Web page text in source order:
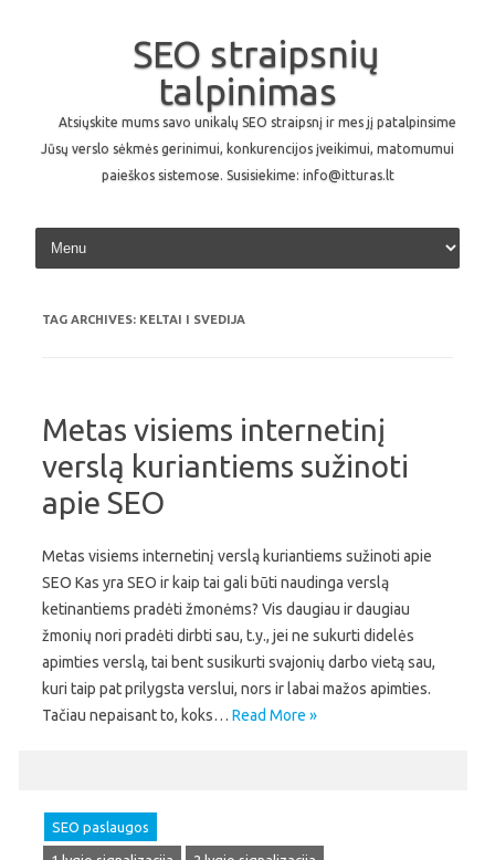
SEO straipsnių
talpinimas
Atsiųskite mums savo unikalų SEO straipsnį ir mes jį patalpinsime
Jūsų verslo sėkmės gerinimui, konkurencijos įveikimui, matomumui
paieškos sistemose. Susisiekime: info@itturas.lt
Skip to content
TAG ARCHIVES: KELTAI I SVEDIJA
Metas visiems internetinį
verslą kuriantiems sužinoti
apie SEO
Metas visiems internetinį verslą kuriantiems sužinoti apie
SEO Kas yra SEO ir kaip tai gali būti naudinga verslą
ketinantiems pradėti žmonėms? Vis daugiau ir daugiau
žmonių nori pradėti dirbti sau, t.y., jei ne sukurti didelės
apimties verslą, tai bent susikurti svajonių darbo vietą sau,
kuri taip pat prilygsta verslui, nors ir labai mažos apimties.
Tačiau nepaisant to, koks… Read More »
SEO paslaugos